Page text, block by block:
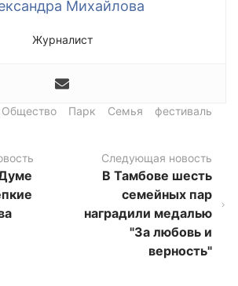
Михайлова
Журналист
Общество Парк Семья фестиваль
Следующая новость
В Тамбове шесть
семейных пар
наградили медалью
"За любовь и
верность"